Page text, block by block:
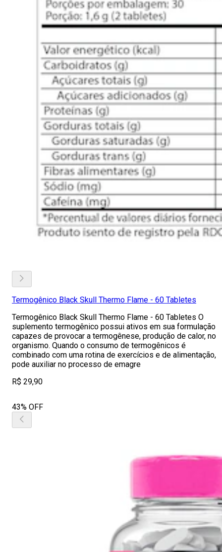
Termogênico Black Skull Thermo Flame - 60 Tabletes
Termogênico Black Skull Thermo Flame - 60 Tabletes O
suplemento termogênico possui ativos em sua formulação
capazes de provocar a termogênese, produção de calor, no
organismo. Quando o consumo de termogênicos é
combinado com uma rotina de exercícios e de alimentação,
pode auxiliar no processo de emagre
R$ 29,90
43% OFF